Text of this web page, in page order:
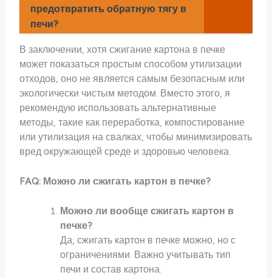
предотвратить обратную тягу в
печи?
В заключении, хотя сжигание картона в печке
может показаться простым способом утилизации
отходов, оно не является самым безопасным или
экологически чистым методом. Вместо этого, я
рекомендую использовать альтернативные
методы, такие как переработка, компостирование
или утилизация на свалках, чтобы минимизировать
вред окружающей среде и здоровью человека.
FAQ: Можно ли сжигать картон в печке?
Можно ли вообще сжигать картон в
печке?
Да, сжигать картон в печке можно, но с
ограничениями. Важно учитывать тип
печи и состав картона.